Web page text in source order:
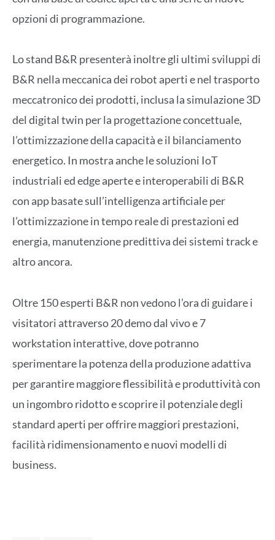
opzioni di programmazione.
Lo stand B&R presenterà inoltre gli ultimi sviluppi di
B&R nella meccanica dei robot aperti e nel trasporto
meccatronico dei prodotti, inclusa la simulazione 3D
del digital twin per la progettazione concettuale,
l’ottimizzazione della capacità e il bilanciamento
energetico. In mostra anche le soluzioni IoT
industriali ed edge aperte e interoperabili di B&R
con app basate sull’intelligenza artificiale per
l’ottimizzazione in tempo reale di prestazioni ed
energia, manutenzione predittiva dei sistemi track e
altro ancora.
Oltre 150 esperti B&R non vedono l’ora di guidare i
visitatori attraverso 20 demo dal vivo e 7
workstation interattive, dove potranno
sperimentare la potenza della produzione adattiva
per garantire maggiore flessibilità e produttività con
un ingombro ridotto e scoprire il potenziale degli
standard aperti per offrire maggiori prestazioni,
facilità ridimensionamento e nuovi modelli di
business.